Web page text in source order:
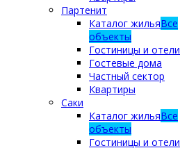
Партенит
Каталог жильяВсе
объекты
Гостиницы и отели
Гостевые дома
Частный сектор
Квартиры
Саки
Каталог жильяВсе
объекты
Гостиницы и отели